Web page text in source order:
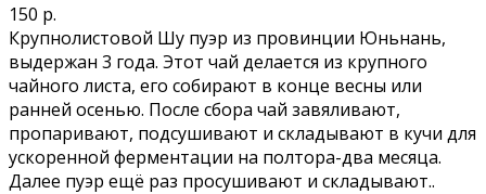
150 р.
Крупнолистовой Шу пуэр из провинции Юньнань,
выдержан 3 года. Этот чай делается из крупного
чайного листа, его собирают в конце весны или
ранней осенью. После сбора чай завяливают,
пропаривают, подсушивают и складывают в кучи для
ускоренной ферментации на полтора-два месяца.
Далее пуэр ещё раз просушивают и складывают..